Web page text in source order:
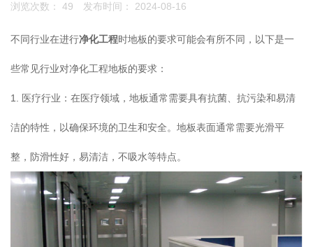
浏览次数： 49 发布时间： 2024-08-16
不同行业在进行净化工程时地板的要求可能会有所不同，以下是一
些常见行业对净化工程地板的要求：
1. 医疗行业：在医疗领域，地板通常需要具有抗菌、抗污染和易清
洁的特性，以确保环境的卫生和安全。地板表面通常需要光滑平
整，防滑性好，易清洁，不吸水等特点。